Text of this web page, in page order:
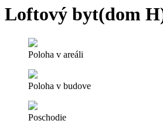
Loftový byt(dom
Poloha v areáli
Poloha v budove
Poschodie